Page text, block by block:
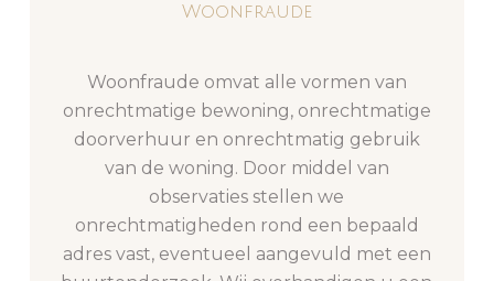
Woonfraude
Woonfraude omvat alle vormen van
onrechtmatige bewoning, onrechtmatige
doorverhuur en onrechtmatig gebruik
van de woning. Door middel van
observaties stellen we
onrechtmatigheden rond een bepaald
adres vast, eventueel aangevuld met een